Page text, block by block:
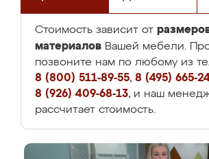
Стоимость зависит от
материалов Вашей мебели.
позвоните нам по любому из
8 (800) 511-89-55, 8 (495) 665-
8 (926) 409-68-13, и наш
рассчитает стоимость.